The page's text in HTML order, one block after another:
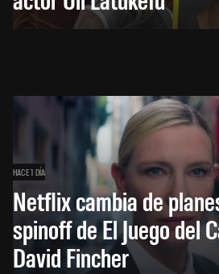
HACE 1 DÍA
Netflix cambia de
spinoff de El Juego del
David Fincher